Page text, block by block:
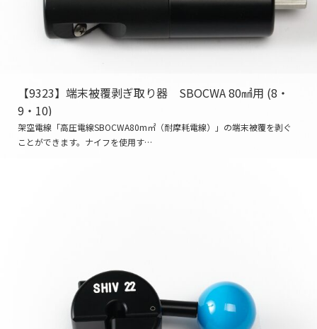
【9323】端末被覆剥ぎ取り器 SBOCWA 80㎟用 (8・
9・10)
架空電線「高圧電線SBOCWA80m㎡（耐摩耗電線）」の端末被覆を剥ぐ
ことができます。ナイフを使用す…